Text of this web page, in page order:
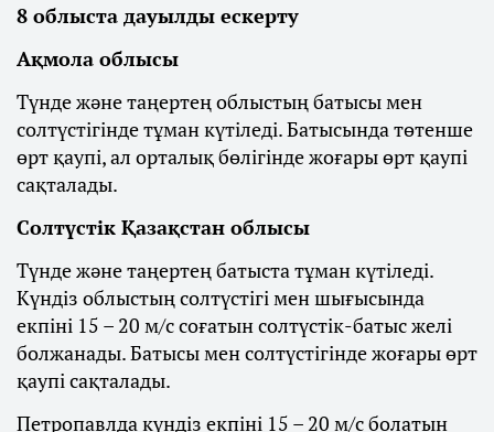
8 облыста дауылды ескерту
Ақмола облысы
Түнде және таңертең облыстың батысы мен
солтүстігінде тұман күтіледі. Батысында төтенше
өрт қаупі, ал орталық бөлігінде жоғары өрт қаупі
сақталады.
Солтүстік Қазақстан облысы
Түнде және таңертең батыста тұман күтіледі.
Күндіз облыстың солтүстігі мен шығысында
екпіні 15 – 20 м/с соғатын солтүстік-батыс желі
болжанады. Батысы мен солтүстігінде жоғары өрт
қаупі сақталады.
Петропавлда күндіз екпіні 15 – 20 м/с болатын